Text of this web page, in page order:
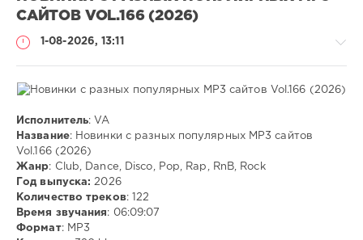
САЙТОВ VOL.166 (2026)
1-08-2026, 13:11
Музыка
ivashka
17
Исполнитель: VA
Название: Новинки с разных популярных MP3 сайтов
Vol.166 (2026)
Жанр: Club, Dance, Disco, Pop, Rap, RnB, Rock
Год выпуска: 2026
Количество треков: 122
Время звучания: 06:09:07
Формат: MP3